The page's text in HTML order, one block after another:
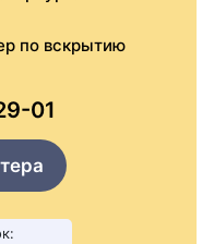
по вскрытию
01